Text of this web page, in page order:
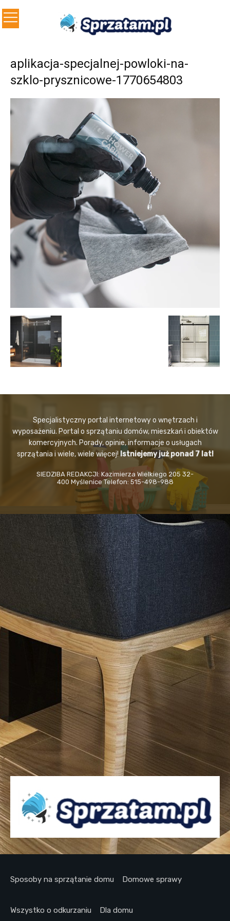
aplikacja-specjalnej-powloki-na-
szklo-prysznicowe-1770654803
Specjalistyczny portal internetowy o wnętrzach i
wyposażeniu. Portal o sprzątaniu domów, mieszkań i obiektów
komercyjnych. Porady, opinie, informacje o usługach
sprzątania i wiele, wiele więcej!Istniejemy już ponad 7 lat!
SIEDZIBA REDAKCJI: Kazimierza Wielkiego 205 32-
400 Myślenice Telefon: 515-498-988
Sposoby na sprzątanie domu Domowe sprawy
Wszystko o odkurzaniu Dla domu